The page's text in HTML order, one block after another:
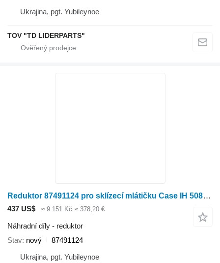
Ukrajina, pgt. Yubileynoe
TOV "TD LIDERPARTS"
Reduktor 87491124 pro sklízecí mlátičku Case IH 5088,6088,130,140 serii
437 US$ ≈ 9 151 Kč ≈ 378,20 €
Náhradní díly - reduktor
Stav nový
87491124
Ukrajina, pgt. Yubileynoe